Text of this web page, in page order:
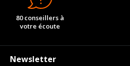
80 conseillers à
votre écoute
Newsletter